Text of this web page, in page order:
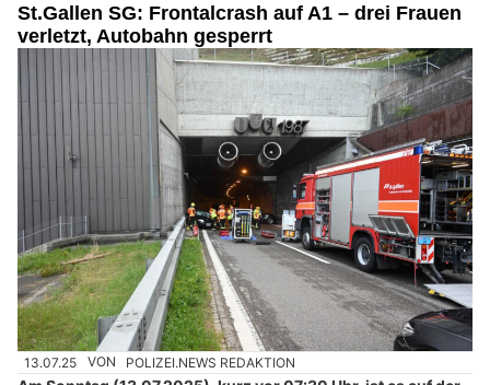
St.Gallen SG: Frontalcrash auf A1 – drei Frauen
verletzt, Autobahn gesperrt
13.07.25 VON POLIZEI.NEWS REDAKTION